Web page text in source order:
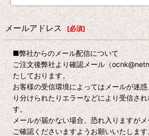
メールアドレス [必須]
■弊社からのメール配信について
ご注文後弊社より確認メール（
たしております。
お客様の受信環境によってはメールが迷
り分けられたりエラーなどにより受信さ
す。
メールが届かない場合、恐れ入りますが
ご確認くださいますようお願いいたします